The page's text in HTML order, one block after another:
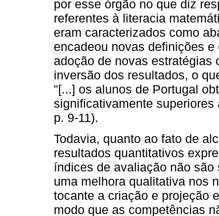
por esse órgão no que diz
referentes à literacia
eram caracterizados como
encadeou novas definições
adoção de novas estratégias
inversão dos resultados, o
"[...] os alunos de Portugal
significativamente
p. 9-11).
Todavia, quanto ao fato de
resultados quantitativos
índices de avaliação não
uma melhora qualitativa nos
tocante a criação e projeção
modo que as competências